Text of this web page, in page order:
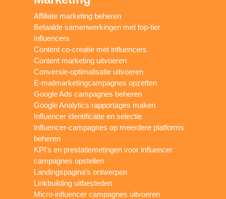
Affiliate marketing beheren
Betaalde samenwerkingen met top-tier
influencers
Content co-creatie met influencers
Content marketing uitvoeren
Conversie-optimalisatie uitvoeren
E-mailmarketingcampagnes opzetten
Google Ads campagnes beheren
Google Analytics rapportages maken
Influencer identificatie en selectie
Influencer-campagnes op meerdere platforms
beheren
KPI's en prestatiemetingen voor influencer
campagnes opstellen
Landingspagina’s ontwerpen
Linkbuilding uitbesteden
Micro-influencer campagnes uitvoeren